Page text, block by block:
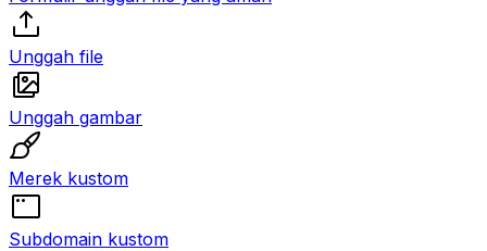
Unggah file
Unggah gambar
Merek kustom
Subdomain kustom